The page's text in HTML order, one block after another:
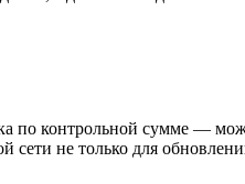
по контрольной сумме —
не только для